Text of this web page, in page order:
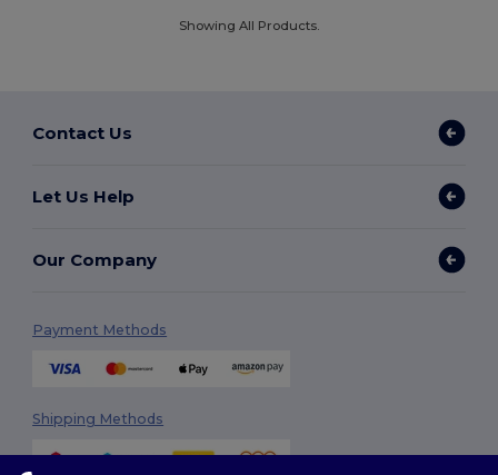
Showing All Products.
Contact Us
Let Us Help
Our Company
Payment Methods
Shipping Methods